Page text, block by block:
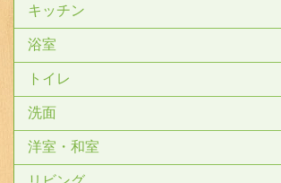
キッチン
浴室
トイレ
洗面
洋室・和室